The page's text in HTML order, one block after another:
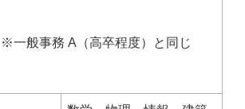
※一般事務 A（高卒程度）と同じ